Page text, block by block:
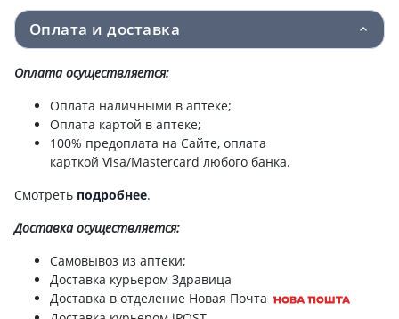
Бандаж-шина ls77 д/отвед больш пальца
стопы лев черн
667 грн.
Стельки ls302 ортоп р37
Стельки ls302 ортоп р40
Стельки ls302 ортоп р44
Стельки ls302 ортоп р42 953.90 грн.
Оплата и доставка
Оплата осуществляется:
Оплата наличными в аптеке;
Оплата картой в аптеке;
100% предоплата на Сайте, оплата
карткой Visa/Mastercard любого банка.
Смотреть подробнее.
Доставкаосуществляется:
Самовывоз из аптеки;
Доставка курьером Здравица
Доставка в отделение Новая Почта